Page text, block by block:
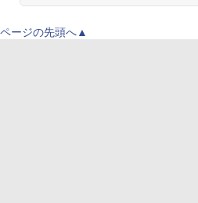
ページの先頭へ▲